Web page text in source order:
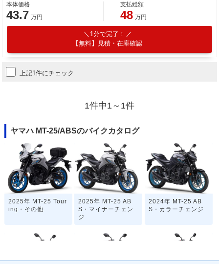
本体価格
43.7 万円
支払総額
48 万円
1分で完了！
【無料】見積・在庫確認
上記1件にチェック
1件中1～1件
ヤマハ MT-25/ABSのバイクカタログ
2025年 MT-25 Tour
ing・その他
2025年 MT-25 AB
S・マイナーチェン
ジ
2024年 MT-25 AB
S・カラーチェンジ